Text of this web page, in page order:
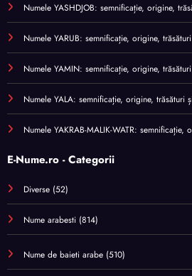
Numele YASHDJOB: semnificație, origine,
Numele YARUB: semnificație, origine,
Numele YAMIN: semnificație, origine,
Numele YALA: semnificație, origine, trăsături
Numele YAKRAB-MALIK-WATR:
E-Nume.ro - Categorii
Diverse (52)
Nume arabesti (814)
Nume de baieti arabe (510)